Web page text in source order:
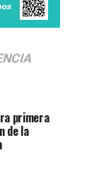
primera
de la